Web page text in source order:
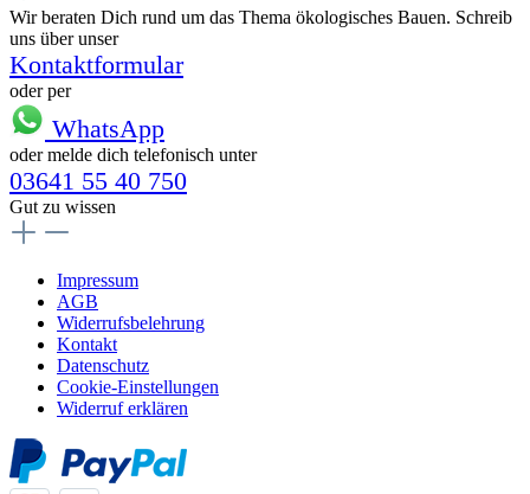
Wir beraten Dich rund um das Thema ökologisches Bauen. Schreib
uns über unser
Kontaktformular
oder per
WhatsApp
oder melde dich telefonisch unter
03641 55 40 750
Gut zu wissen
Impressum
AGB
Widerrufsbelehrung
Kontakt
Datenschutz
Cookie-Einstellungen
Widerruf erklären